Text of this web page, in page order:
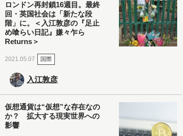
ロンドン再封鎖16週目。最終
回・英国社会は「新たな段
階」に。＜入江敦彦の『足止
め喰らい日記』嫌々乍ら
Returns＞
2021.05.07 国際
入江敦彦
仮想通貨は“仮想”な存在なの
か？ 拡大する現実世界への
影響